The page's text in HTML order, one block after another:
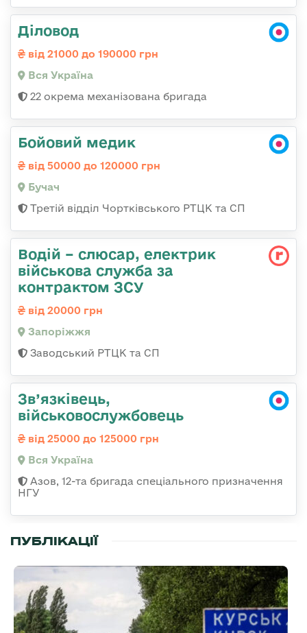
Діловод
від 21000 до 190000 грн
Вся Україна
22 окрема механізована бригада
Бойовий медик
від 50000 до 120000 грн
Бучач
Третій відділ Чортківського РТЦК та СП
Водій – слюсар, електрик
військова служба за
контрактом ЗСУ
від 20000 грн
Запоріжжя
Заводський РТЦК та СП
Зв’язківець,
військовослужбовець
від 25000 до 125000 грн
Вся Україна
Азов, 12-та бригада спеціального призначення
НГУ
ПУБЛІКАЦІЇ